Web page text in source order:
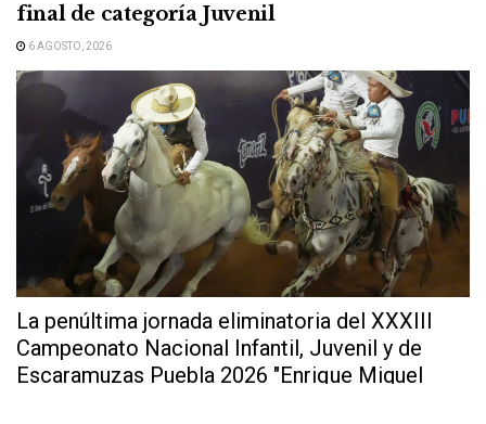
final de categoría Juvenil
6 AGOSTO, 2026
La penúltima jornada eliminatoria del XXXIII
Campeonato Nacional Infantil, Juvenil y de
Escaramuzas Puebla 2026 "Enrique Miguel